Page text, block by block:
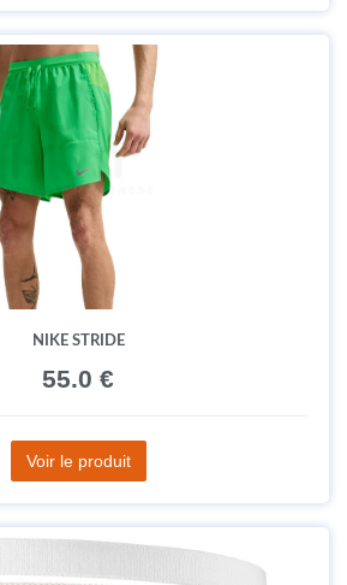
NIKE STRIDE
55.0 €
Voir le produit